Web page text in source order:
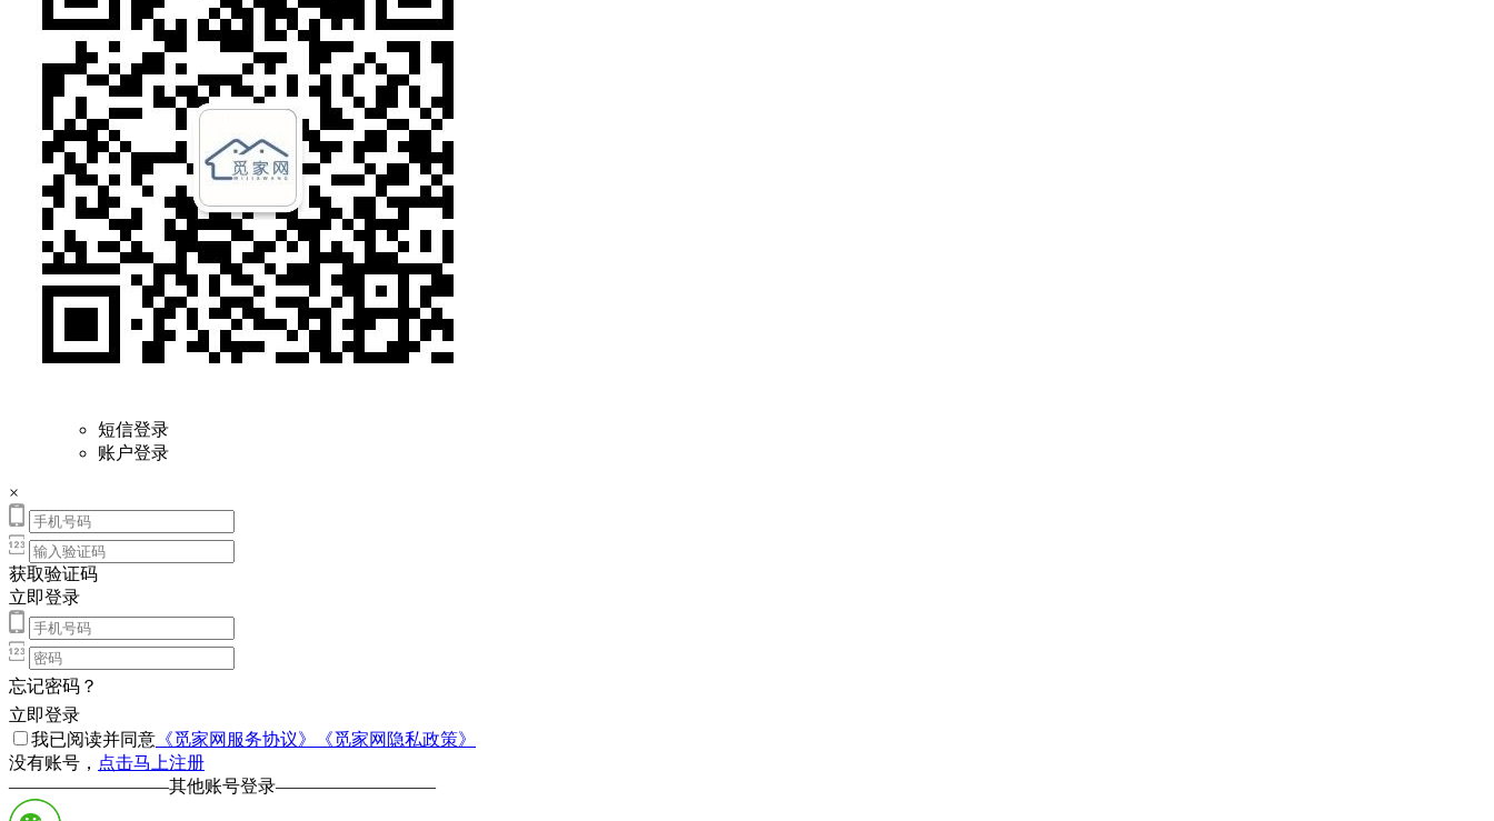
短信登录
账户登录
×
获取验证码
立即登录
忘记密码？
立即登录
我已阅读并同意 《觅家网服务协议》
《觅家网隐私政策》
没有账号， 点击马上注册
—————————其他账号登录—————————